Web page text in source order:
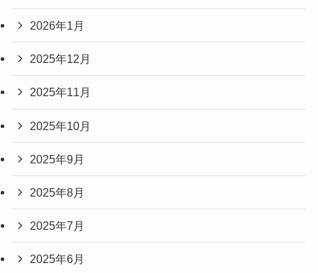
2026年1月
2025年12月
2025年11月
2025年10月
2025年9月
2025年8月
2025年7月
2025年6月